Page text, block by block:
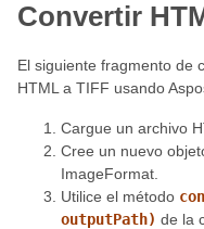
Convertir
El siguiente fragmento de
HTML a TIFF usando
Cargue un archivo
Cree un nuevo
ImageFormat.
Utilice el método
outputPath) de la